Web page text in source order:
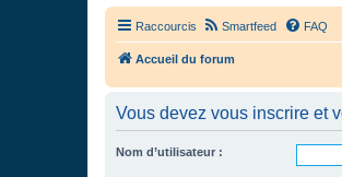
Raccourcis Smartfeed FAQ
Accueil du forum
Vous devez vous inscrire et
Nom d’utilisateur :